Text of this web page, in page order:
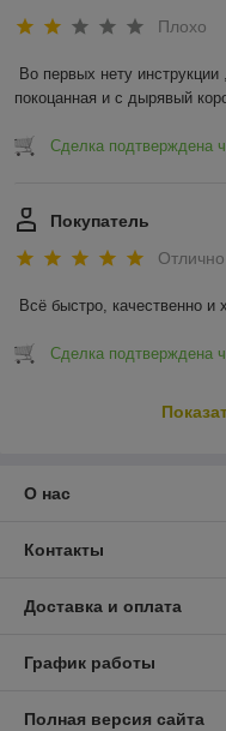
Плохо
Во первых нету
покоцанная и с дырявый
Сделка подтверждена
Покупатель
Отлично
Всё быстро, качественно и
Сделка подтверждена
О нас
Контакты
Доставка и оплата
График работы
Полная версия сайта